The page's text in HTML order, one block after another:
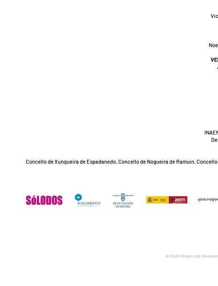
Concello de Xunqueira de Espadanedo, Concello de Nogueira de Ramuín,
© 2026 Design and